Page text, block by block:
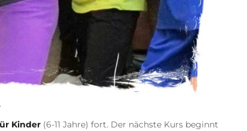
Kinder (6-11 Jahre) fort. Der nächste Kurs beginnt